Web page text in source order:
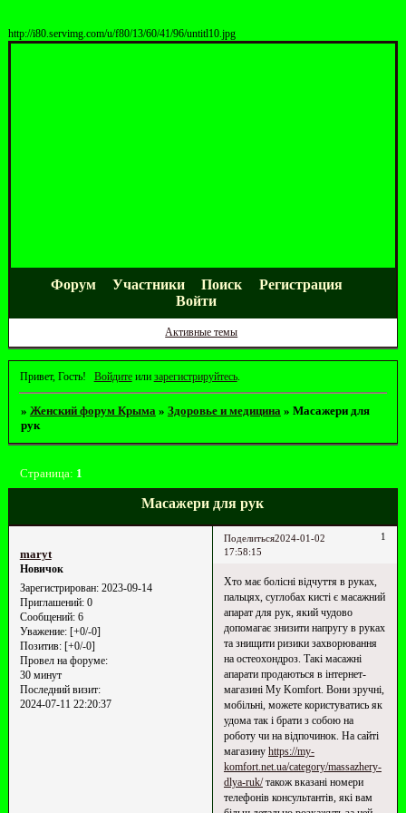
http://i80.servimg.com/u/f80/13/60/41/96/untitl10.jpg
Форум Участники Поиск
Регистрация
Войти
Активные темы
Привет, Гость! Войдитеили зарегистрируйтесь.
» Женский форум Крыма » Здоровье и медицина » Масажери для
рук
Масажери для рук
Страница: 1
Поделиться 1
2024-01-02
17:58:15
maryt
Новичок
Зарегистрирован: 2023-09-14
Приглашений:0
Сообщений:6
Уважение: [+0/-0]
Позитив: [+0/-0]
Провел на форуме:
30 минут
Последний визит:
2024-07-11 22:20:37
Хто має болісні відчуття в руках,
пальцях, суглобах кисті є масажний
апарат для рук, який чудово
допомагає знизити напругу в руках
та знищити ризики захворювання
на остеохондроз. Такі масажні
апарати продаються в інтернет-
магазині My Komfort. Вони зручні,
мобільні, можете користуватись як
удома так і брати з собою на
роботу чи на відпочинок. На сайті
магазину https://my-
komfort.net.ua/category/massazhery-
dlya-ruk/також вказані номери
телефонів консультантів, які вам